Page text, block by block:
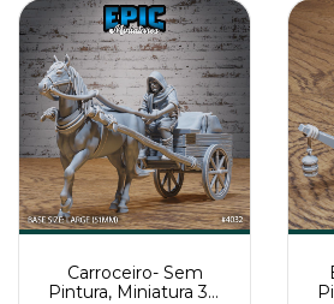
Carroceiro- Sem
Pintura, Miniatura 3D